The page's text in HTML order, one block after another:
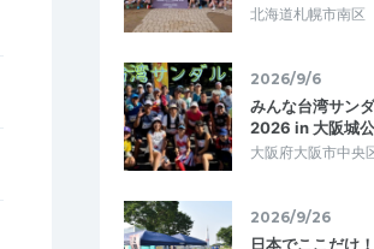
北海道札幌市南区
2026/9/6
みんな台湾サン
2026 in 大阪城
大阪府大阪市中央
2026/9/26
日本でここだけ